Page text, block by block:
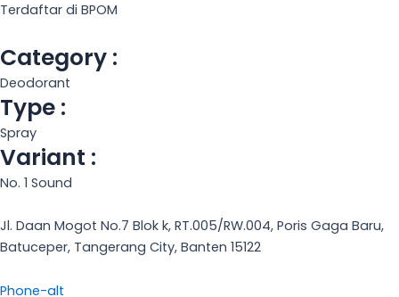
Terdaftar di BPOM
Category :
Deodorant
Type :
Spray
Variant :
No. 1 Sound
Jl. Daan Mogot No.7 Blok k, RT.005/RW.004, Poris Gaga Baru,
Batuceper, Tangerang City, Banten 15122
Phone-alt